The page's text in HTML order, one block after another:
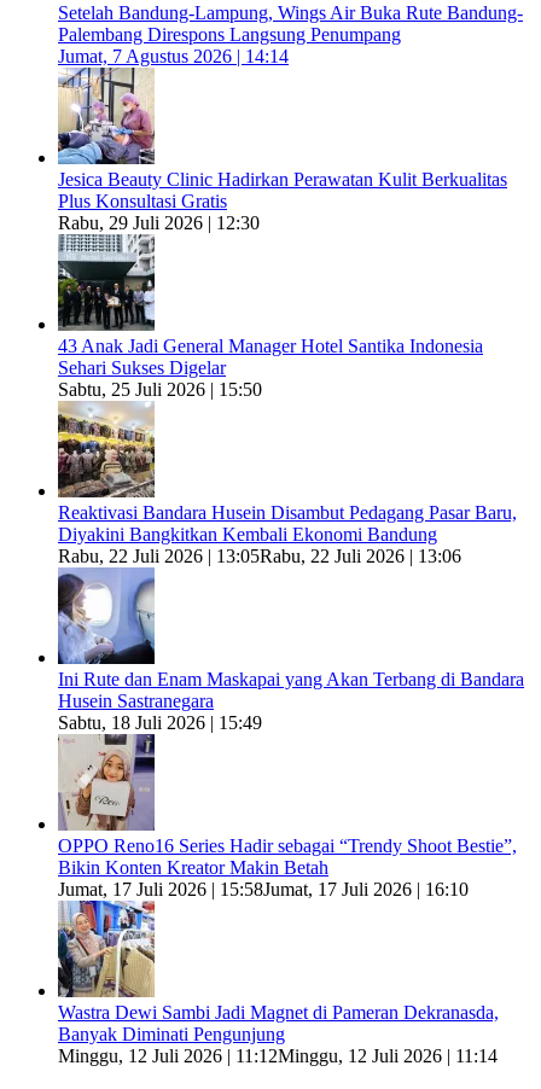
Setelah Bandung-Lampung, Wings Air Buka Rute Bandung-
Palembang Direspons Langsung Penumpang
Jumat, 7 Agustus 2026 | 14:14
Jesica Beauty Clinic Hadirkan Perawatan Kulit Berkualitas
Plus Konsultasi Gratis
Rabu, 29 Juli 2026 | 12:30
43 Anak Jadi General Manager Hotel Santika Indonesia
Sehari Sukses Digelar
Sabtu, 25 Juli 2026 | 15:50
Reaktivasi Bandara Husein Disambut Pedagang Pasar Baru,
Diyakini Bangkitkan Kembali Ekonomi Bandung
Rabu, 22 Juli 2026 | 13:05Rabu, 22 Juli 2026 | 13:06
Ini Rute dan Enam Maskapai yang Akan Terbang di Bandara
Husein Sastranegara
Sabtu, 18 Juli 2026 | 15:49
OPPO Reno16 Series Hadir sebagai “Trendy Shoot Bestie”,
Bikin Konten Kreator Makin Betah
Jumat, 17 Juli 2026 | 15:58Jumat, 17 Juli 2026 | 16:10
Wastra Dewi Sambi Jadi Magnet di Pameran Dekranasda,
Banyak Diminati Pengunjung
Minggu, 12 Juli 2026 | 11:12Minggu, 12 Juli 2026 | 11:14